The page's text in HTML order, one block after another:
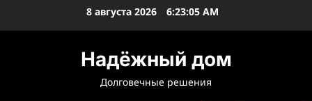
8 августа 2026 6:23:06 AM
Надёжный дом
Долговечные решения